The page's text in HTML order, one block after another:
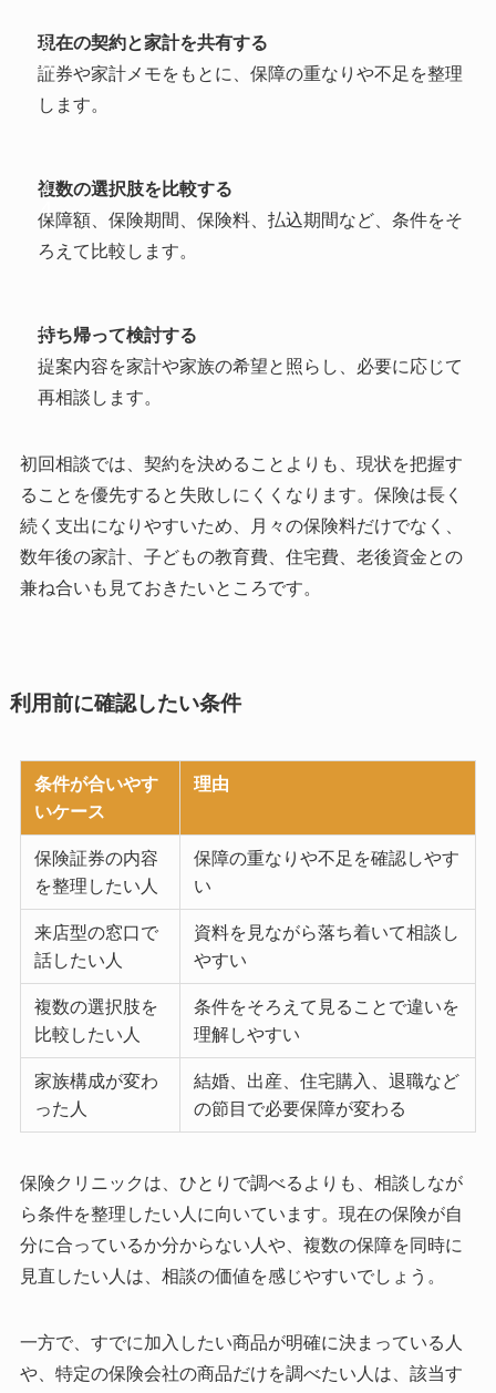
3
現在の契約と家計を共有する
証券や家計メモをもとに、保障の重なりや不足を整理
します。
4
複数の選択肢を比較する
保障額、保険期間、保険料、払込期間など、条件をそ
ろえて比較します。
5
持ち帰って検討する
提案内容を家計や家族の希望と照らし、必要に応じて
再相談します。
初回相談では、契約を決めることよりも、現状を把握す
ることを優先すると失敗しにくくなります。保険は長く
続く支出になりやすいため、月々の保険料だけでなく、
数年後の家計、子どもの教育費、住宅費、老後資金との
兼ね合いも見ておきたいところです。
利用前に確認したい条件
条件が合いやす
いケース
理由
保険証券の内容
を整理したい人
保障の重なりや不足を確認しやす
い
来店型の窓口で
話したい人
資料を見ながら落ち着いて相談し
やすい
複数の選択肢を
比較したい人
条件をそろえて見ることで違いを
理解しやすい
家族構成が変わ
った人
結婚、出産、住宅購入、退職など
の節目で必要保障が変わる
保険クリニックは、ひとりで調べるよりも、相談しなが
ら条件を整理したい人に向いています。現在の保険が自
分に合っているか分からない人や、複数の保障を同時に
見直したい人は、相談の価値を感じやすいでしょう。
一方で、すでに加入したい商品が明確に決まっている人
や、特定の保険会社の商品だけを調べたい人は、該当す